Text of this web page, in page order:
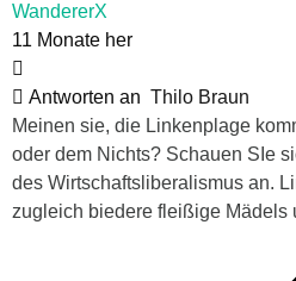
WandererX
11 Monate her
Antworten an Thilo Braun
Meinen sie, die Linkenplage
oder dem Nichts? Schauen SIe
des Wirtschaftsliberalismus an.
zugleich biedere fleißige Mädels